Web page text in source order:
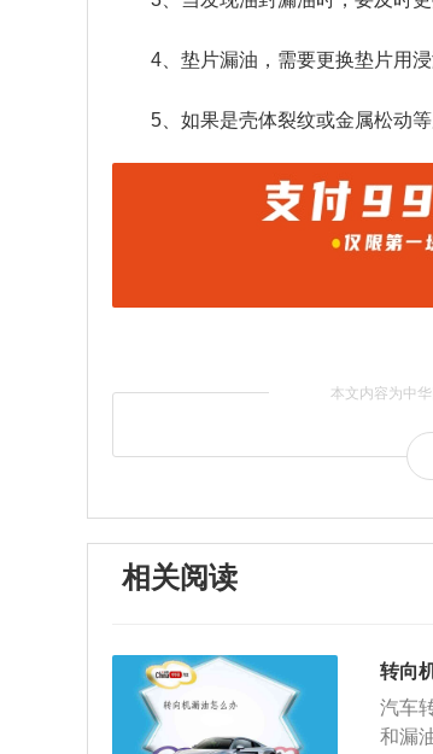
4、垫片漏油，需要更换垫片用浸
5、如果是壳体裂纹或金属松动
本文内容为中华
相关阅读
转向
汽车
和漏